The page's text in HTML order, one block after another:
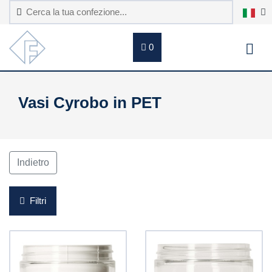
0
Vasi Cyrobo in PET
Indietro
Filtri